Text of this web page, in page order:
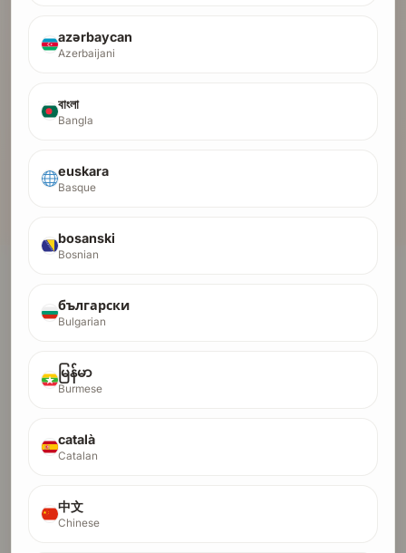
azərbaycan
Azerbaijani
বাংলা
Bangla
euskara
Basque
bosanski
Bosnian
български
Bulgarian
မြန်မာ
Burmese
català
Catalan
中文
Chinese
บูสต์ DR
Smart Device SA
Operator dashboard for a deterministic MT5
funded-account trading platform. Rule profiles,
risk gates, trade journal, kill switch.
Real-time AI answer suggestions during live
interviews, grounded in YOUR experience. Works